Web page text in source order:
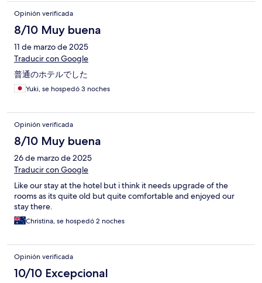
Opinión verificada
8/10 Muy buena
11 de marzo de 2025
Traducir con Google
普通のホテルでした
Yuki, se hospedó 3 noches
Opinión verificada
8/10 Muy buena
26 de marzo de 2025
Traducir con Google
Like our stay at the hotel but i think it needs upgrade of the
rooms as its quite old but quite comfortable and enjoyed our
stay there.
Christina, se hospedó 2 noches
Opinión verificada
10/10 Excepcional